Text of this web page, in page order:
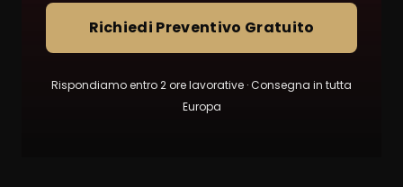
Richiedi Preventivo Gratuito
Rispondiamo entro 2 ore lavorative · Consegna in tutta
Europa